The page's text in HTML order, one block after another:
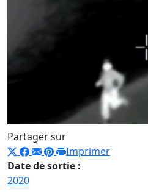
Partager sur
Imprimer
Date de sortie :
2020